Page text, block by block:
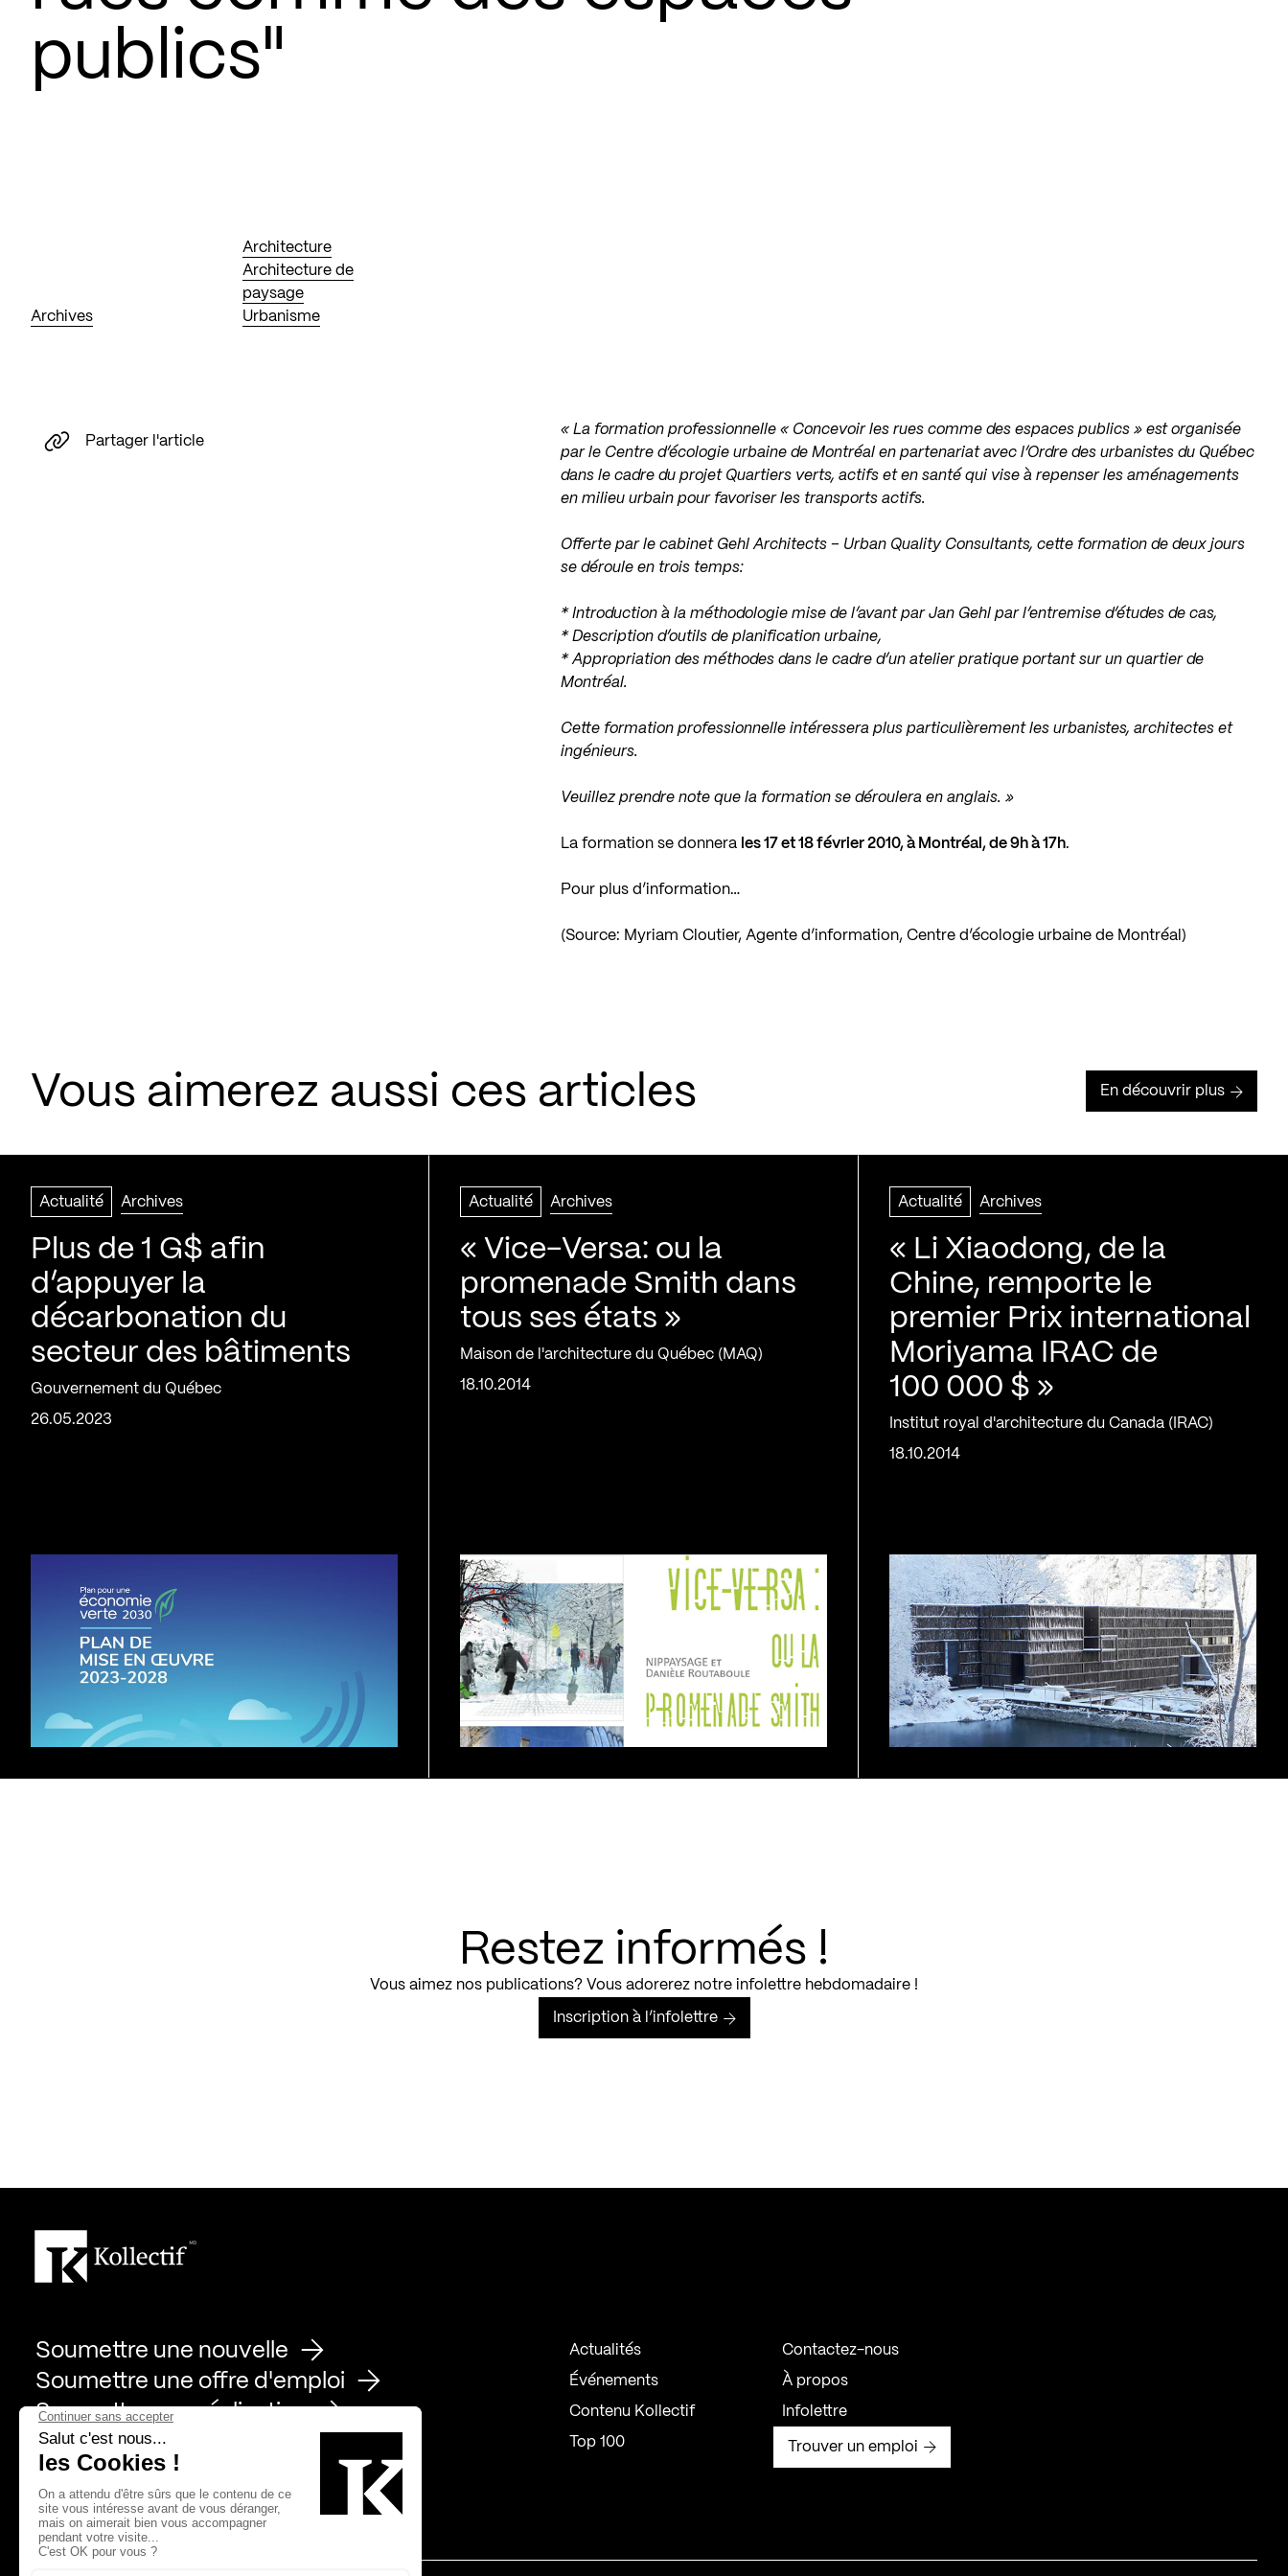
publics"
Archives
Architecture
Architecture de
paysage
Urbanisme
« La formation professionnelle « Concevoir les rues comme des espaces publics » est organisée
par le Centre d’écologie urbaine de Montréal en partenariat avec l’Ordre des urbanistes du Québec
dans le cadre du projet Quartiers verts, actifs et en santé qui vise à repenser les aménagements
en milieu urbain pour favoriser les transports actifs.
Offerte par le cabinet Gehl Architects – Urban Quality Consultants, cette formation de deux jours
se déroule en trois temps:
* Introduction à la méthodologie mise de l’avant par Jan Gehl par l’entremise d’études de cas,
* Description d’outils de planification urbaine,
* Appropriation des méthodes dans le cadre d’un atelier pratique portant sur un quartier de
Montréal.
Cette formation professionnelle intéressera plus particulièrement les urbanistes, architectes et
ingénieurs.
Veuillez prendre note que la formation se déroulera en anglais. »
La formation se donnera les 17 et 18 février 2010, à Montréal, de 9h à 17h.
Pour plus d’information…
(Source: Myriam Cloutier, Agente d’information, Centre d’écologie urbaine de Montréal)
Partager l'article
Vous aimerez aussi ces articles En découvrir plus
Actualité Archives
Plus de 1 G$ afin
d’appuyer la
décarbonation du
secteur des bâtiments
Gouvernement du Québec
26.05.2023
Actualité Archives
« Vice-Versa: ou la
promenade Smith dans
tous ses états »
Maison de l'architecture du Québec (MAQ)
18.10.2014
Actualité Archives
« Li Xiaodong, de la
Chine, remporte le
premier Prix international
Moriyama IRAC de
100 000 $ »
Institut royal d'architecture du Canada (IRAC)
18.10.2014
Restez informés !
Vous aimez nos publications? Vous adorerez notre infolettre hebdomadaire !
Inscription à l’infolettre
Soumettre une nouvelle
Soumettre une offre d'emploi
Soumettre une réalisation
Actualités
Événements
Contenu Kollectif
Top 100
Contactez-nous
À propos
Infolettre
Trouver un emploi
Page Facebook de Kollectif
Page Instagram de Kollectif
Page Linkedin de Kollectif